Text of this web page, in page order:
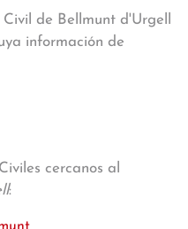
de Bellmunt d'Urgell
información de
cercanos al
: